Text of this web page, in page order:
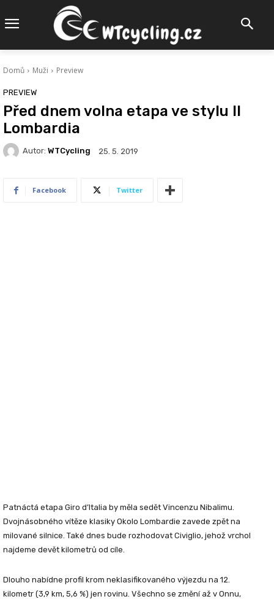
Domů Muži Preview
PREVIEW
Před dnem volna etapa ve stylu Il
Lombardia
Autor: WTCycling 25. 5. 2019
Facebook Twitter
Patnáctá etapa Giro d’Italia by měla sedět Vincenzu Nibalimu.
Dvojnásobného vítěze klasiky Okolo Lombardie zavede zpět na
milované silnice. Také dnes bude rozhodovat Civiglio, jehož vrchol
najdeme devět kilometrů od cíle.
Dlouho nabídne profil krom neklasifikovaného výjezdu na 12.
kilometr (3,9 km, 5,6 %) jen rovinu. Všechno se změní až v Onnu,